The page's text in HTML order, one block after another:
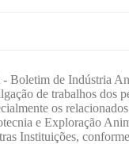
Boletim de Indústria
de trabalhos dos
os
e Exploração
Instituições,